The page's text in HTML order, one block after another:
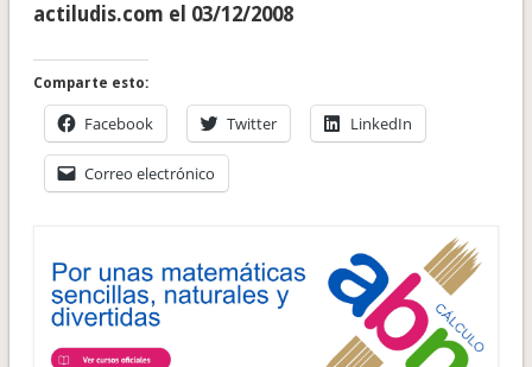
actiludis.com el 03/12/2008
Comparte esto:
Facebook Twitter LinkedIn
Correo electrónico